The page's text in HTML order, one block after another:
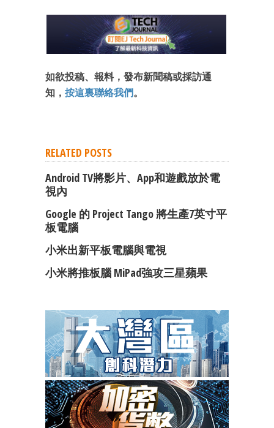
如欲投稿、報料，發布新聞稿或採訪通
知， 按這裏聯絡我們。
RELATED POSTS
Android TV將影片、App和遊戲放於電
視內
Google 的 Project Tango 將生產7英寸平
板電腦
小米出新平板電腦與電視
小米將推板腦 MiPad強攻三星蘋果